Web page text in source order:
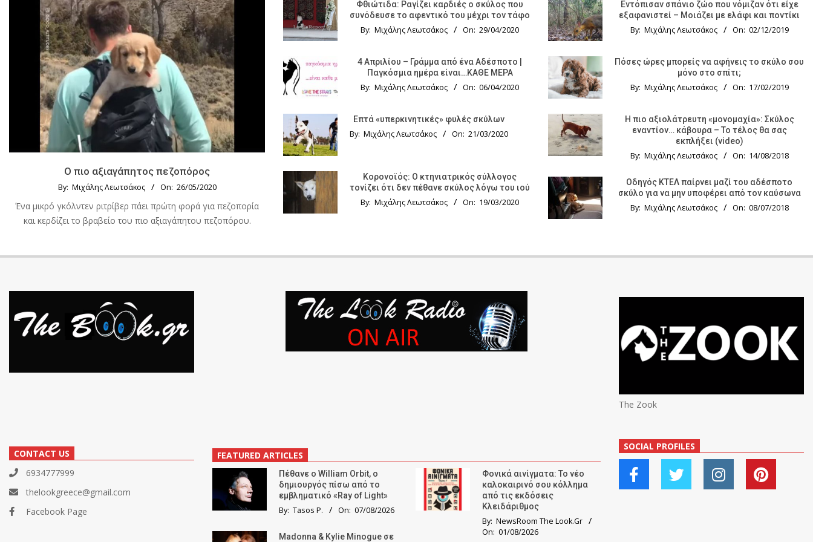
Ο πιο αξιαγάπητος πεζοπόρος
By: Μιχάλης Λεωτσάκος On: 26/05/2020
Ένα μικρό γκόλντεν ριτρίβερ πάει πρώτη φορά για πεζοπορία
και κερδίζει το βραβείο του πιο αξιαγάπητου πεζοπόρου.
Φθιώτιδα: Ραγίζει καρδιές ο σκύλος που
συνόδευσε το αφεντικό του μέχρι τον τάφο
By: Μιχάλης Λεωτσάκος On: 29/04/2020
4 Απριλίου – Γράμμα από ένα Αδέσποτο |
Παγκόσμια ημέρα είναι…ΚΑΘΕ ΜΕΡΑ
By: Μιχάλης Λεωτσάκος On: 06/04/2020
Επτά «υπερκινητικές» φυλές σκύλων
By: Μιχάλης Λεωτσάκος On: 21/03/2020
Κορονοϊός: Ο κτηνιατρικός σύλλογος
τονίζει ότι δεν πέθανε σκύλος λόγω του ιού
By: Μιχάλης Λεωτσάκος On: 19/03/2020
Εντόπισαν σπάνιο ζώο που νόμιζαν ότι είχε
εξαφανιστεί – Μοιάζει με ελάφι και ποντίκι
By: Μιχάλης Λεωτσάκος On: 02/12/2019
Πόσες ώρες μπορείς να αφήνεις το σκύλο σου
μόνο στο σπίτι;
By: Μιχάλης Λεωτσάκος On: 17/02/2019
Η πιο αξιολάτρευτη «μονομαχία»: Σκύλος
εναντίον… κάβουρα – Το τέλος θα σας
εκπλήξει (video)
By: Μιχάλης Λεωτσάκος On: 14/08/2018
Οδηγός KTΕΛ παίρνει μαζί του αδέσποτο
σκύλο για να μην υποφέρει από τον καύσωνα
By: Μιχάλης Λεωτσάκος On: 08/07/2018
CONTACT US
6934777999
thelookgreece@gmail.com
Facebook Page
FEATURED ARTICLES
Πέθανε ο William Orbit, ο
δημιουργός πίσω από το
εμβληματικό «Ray of Light»
By: Tasos P. On: 07/08/2026
Madonna & Kylie Minogue σε
Φονικά αινίγματα: Το νέο
καλοκαιρινό σου κόλλημα
από τις εκδόσεις
Κλειδάριθμος
By: NewsRoom The Look.Gr
On: 01/08/2026
The Zook
SOCIAL PROFILES